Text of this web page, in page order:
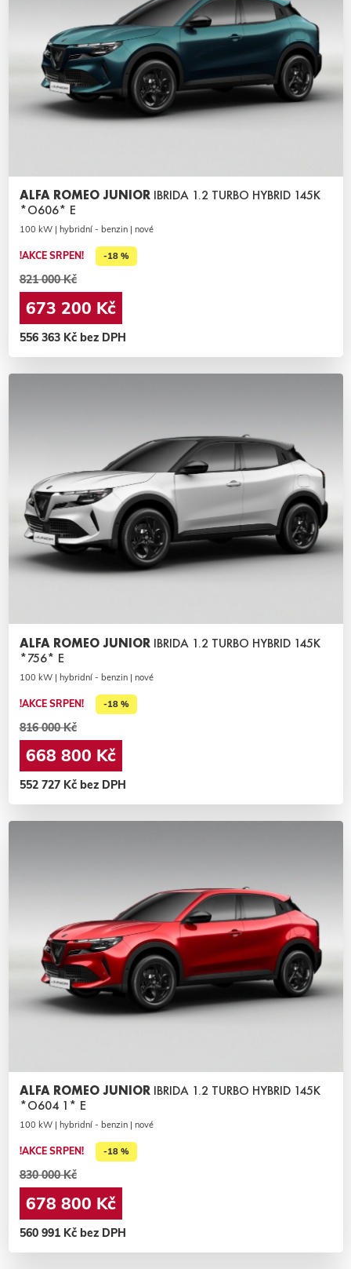
ALFA ROMEO JUNIOR IBRIDA 1.2 TURBO HYBRID 145K
*O606* E
100 kW | hybridní - benzin | nové
!AKCE SRPEN! -18 %
821 000 Kč
673 200 Kč
556 363 Kč bez DPH
ALFA ROMEO JUNIOR IBRIDA 1.2 TURBO HYBRID 145K
*756* E
100 kW | hybridní - benzin | nové
!AKCE SRPEN! -18 %
816 000 Kč
668 800 Kč
552 727 Kč bez DPH
ALFA ROMEO JUNIOR IBRIDA 1.2 TURBO HYBRID 145K
*O604 1* E
100 kW | hybridní - benzin | nové
!AKCE SRPEN! -18 %
830 000 Kč
678 800 Kč
560 991 Kč bez DPH